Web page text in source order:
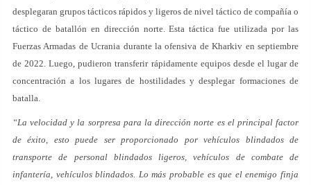
desplegaran grupos tácticos rápidos y ligeros de nivel táctico de compañía o
táctico de batallón en dirección norte. Esta táctica fue utilizada por las
Fuerzas Armadas de Ucrania durante la ofensiva de Kharkiv en septiembre
de 2022. Luego, pudieron transferir rápidamente equipos desde el lugar de
concentración a los lugares de hostilidades y desplegar formaciones de
batalla.
“La velocidad y la sorpresa para la dirección norte es el principal factor
de éxito, esto puede ser proporcionado por vehículos blindados de
transporte de personal blindados ligeros, vehículos de combate de
infantería, vehículos blindados. Lo más probable es que el enemigo finja